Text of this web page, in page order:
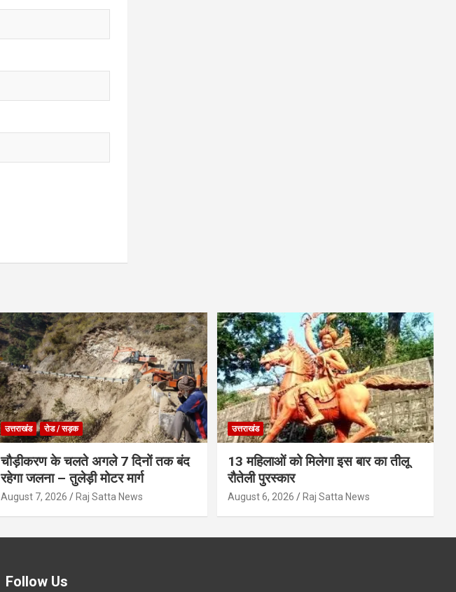
उत्तराखंड रोड / सड़क
चौड़ीकरण के चलते अगले 7 दिनों तक बंद
रहेगा जलना – तुलेड़ी मोटर मार्ग
August 7, 2026 Raj Satta News
उत्तराखंड
13 महिलाओं को मिलेगा इस बार का तीलू
रौतेली पुरस्कार
August 6, 2026 Raj Satta News
Follow Us